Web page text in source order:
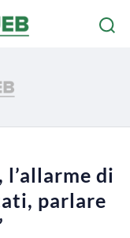
di
parlare